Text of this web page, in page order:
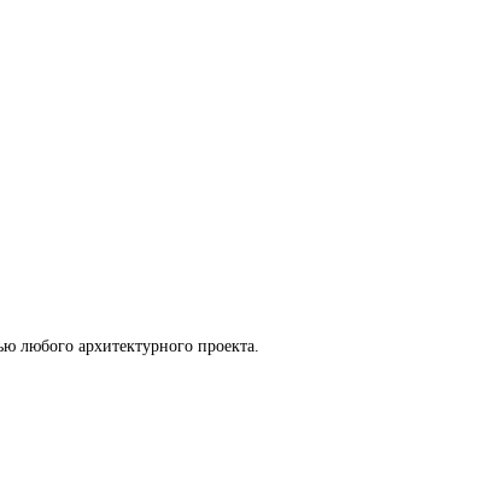
любого архитектурного проекта.